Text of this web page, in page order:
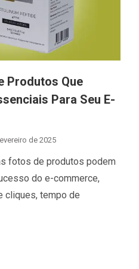
Produtos Que
Para Seu E-
de 2025
fotos de produtos podem
do e-commerce,
cliques, tempo de